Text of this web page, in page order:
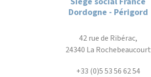
Dordogne - Périgord
42 rue de Ribérac,
24340 La Rochebeaucourt
+33 (0)5 53 56 62 54